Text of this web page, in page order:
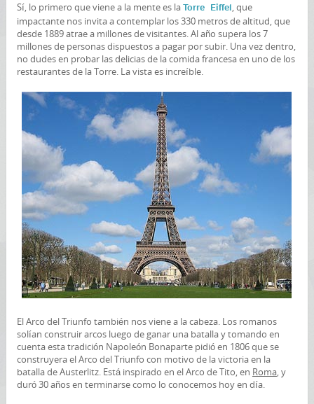
Sí, lo primero que viene a la mente es laTorre Eiffel, que
impactante nos invita a contemplar los 330 metros de altitud, que
desde 1889 atrae a millones de visitantes. Al año supera los 7
millones de personas dispuestos a pagar por subir. Una vez dentro,
no dudes en probar las delicias de la comida francesa en uno de los
restaurantes de la Torre. La vista es increíble.
El Arco del Triunfo también nos viene a la cabeza. Los romanos
solían construir arcos luego de ganar una batalla y tomando en
cuenta esta tradición Napoleón Bonaparte pidió en 1806 que se
construyera el Arco del Triunfo con motivo de la victoria en la
batalla de Austerlitz. Está inspirado en el Arco de Tito, en Roma, y
duró 30 años en terminarse como lo conocemos hoy en día.